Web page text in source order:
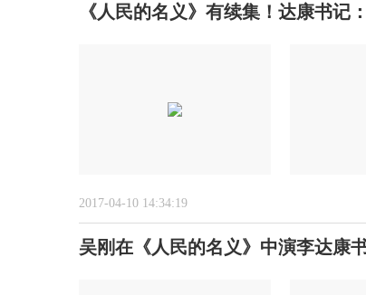
《人民的名义》有续集！达康书记
2017-04-10 14:34:19
吴刚在《人民的名义》中演李达康